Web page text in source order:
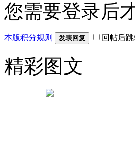
您需要登录后
本版积分规则 发表回复 回帖后
精彩图文